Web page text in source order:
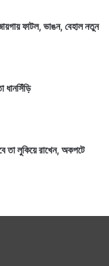
ফাটল, ভাঙন, বেহাল নতুন
ধানসিঁড়ি
তা লুকিয়ে রাখেন, অকপটে